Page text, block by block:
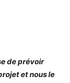
de prévoir
et nous le